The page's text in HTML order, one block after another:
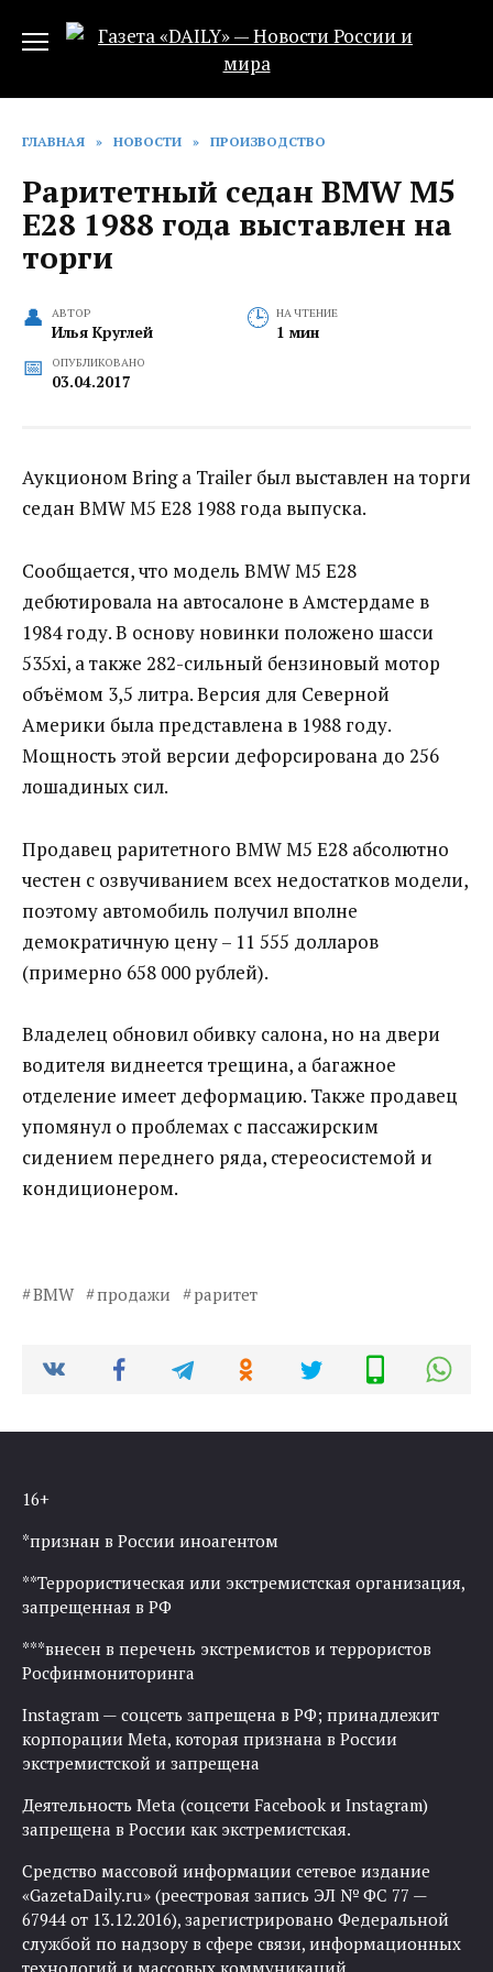
ГЛАВНАЯ » НОВОСТИ » ПРОИЗВОДСТВО
Раритетный седан BMW M5
E28 1988 года выставлен на
торги
АВТОР
Илья Круглей
НА ЧТЕНИЕ
1 мин
ОПУБЛИКОВАНО
03.04.2017
Аукционом Bring a Trailer был выставлен на торги
седан BMW M5 E28 1988 года выпуска.
Сообщается, что модель BMW M5 E28
дебютировала на автосалоне в Амстердаме в
1984 году. В основу новинки положено шасси
535xi, а также 282-сильный бензиновый мотор
объёмом 3,5 литра. Версия для Северной
Америки была представлена в 1988 году.
Мощность этой версии дефорсирована до 256
лошадиных сил.
Продавец раритетного BMW M5 E28 абсолютно
честен с озвучиванием всех недостатков модели,
поэтому автомобиль получил вполне
демократичную цену – 11 555 долларов
(примерно 658 000 рублей).
Владелец обновил обивку салона, но на двери
водителя виднеется трещина, а багажное
отделение имеет деформацию. Также продавец
упомянул о проблемах с пассажирским
сидением переднего ряда, стереосистемой и
кондиционером.
BMW продажи раритет
16+
*признан в России иноагентом
**Террористическая или экстремистская организация,
запрещенная в РФ
***внесен в перечень экстремистов и террористов
Росфинмониторинга
Instagram — соцсеть запрещена в РФ; принадлежит
корпорации Meta, которая признана в России
экстремистской и запрещена
Деятельность Meta (соцсети Facebook и Instagram)
запрещена в России как экстремистская.
Средство массовой информации сетевое издание
«GazetaDaily.ru» (реестровая запись ЭЛ № ФС 77 —
67944 от 13.12.2016), зарегистрировано Федеральной
службой по надзору в сфере связи, информационных